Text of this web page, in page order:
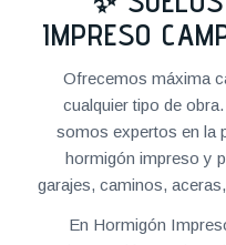
IMPRESO
Ofrecemos máxima
cualquier tipo de
somos expertos en la
hormigón impreso y
garajes, caminos,
En Hormigón